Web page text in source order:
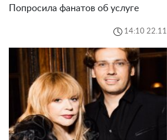
Попросила фанатов об услуге
14:10 22.11